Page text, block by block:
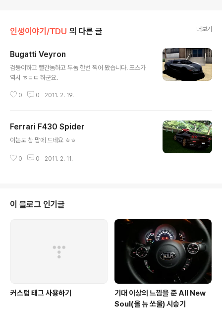
인생이야기/TDU 의 다른 글 더보기
Bugatti Veyron
검둥이하고 빨간놈하고 두놈 한번 찍어 봤습니다. 포스가
역시 ㅎㄷㄷ 하군요.
0 0 2011. 2. 19.
Ferrari F430 Spider
이놈도 참 맘에 드네요 ㅎㅎ
0 0 2011. 2. 11.
이 블로그 인기글
커스텀 태그 사용하기
기대 이상의 느낌을 준 All New
Soul(올 뉴 쏘울) 시승기